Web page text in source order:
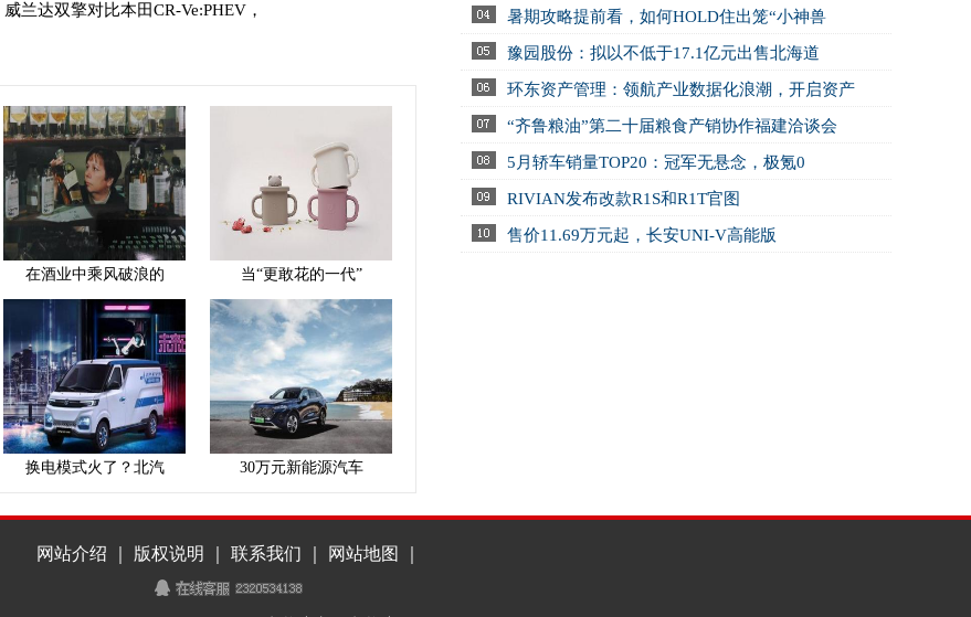
威兰达双擎对比本田CR-Ve:PHEV，
在酒业中乘风破浪的 当“更敢花的一代”
换电模式火了？北汽 30万元新能源汽车
暑期攻略提前看，如何HOLD住出笼“小神兽
豫园股份：拟以不低于17.1亿元出售北海道
环东资产管理：领航产业数据化浪潮，开启资产
“齐鲁粮油”第二十届粮食产销协作福建洽谈会
5月轿车销量TOP20：冠军无悬念，极氪0
RIVIAN发布改款R1S和R1T官图
售价11.69万元起，长安UNI-V高能版
网站介绍 ｜ 版权说明 ｜ 联系我们 ｜ 网站地图 ｜